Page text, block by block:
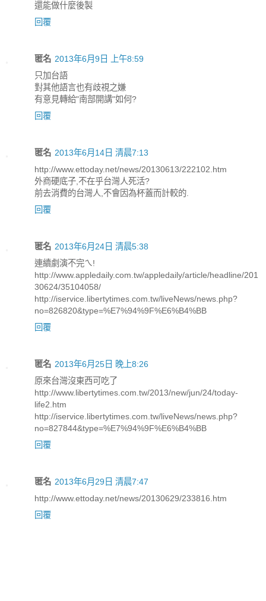
還能做什麼後製
回覆
匿名 2013年6月9日 上午8:59
只加台語
對其他語言也有歧視之嫌
有意見轉給"南部開講"如何?
回覆
匿名 2013年6月14日 清晨7:13
http://www.ettoday.net/news/20130613/222102.htm
外商硬底子,不在乎台灣人死活?
前去消費的台灣人,不會因為杯蓋而計較的.
回覆
匿名 2013年6月24日 清晨5:38
連續劇演不完ㄟ!
http://www.appledaily.com.tw/appledaily/article/headline/201
30624/35104058/
http://iservice.libertytimes.com.tw/liveNews/news.php?
no=826820&type=%E7%94%9F%E6%B4%BB
回覆
匿名 2013年6月25日 晚上8:26
原來台灣沒東西可吃了
http://www.libertytimes.com.tw/2013/new/jun/24/today-
life2.htm
http://iservice.libertytimes.com.tw/liveNews/news.php?
no=827844&type=%E7%94%9F%E6%B4%BB
回覆
匿名 2013年6月29日 清晨7:47
http://www.ettoday.net/news/20130629/233816.htm
回覆